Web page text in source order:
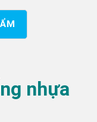
nhựa